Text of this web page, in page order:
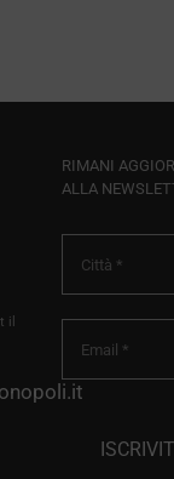
il
RIMANI
ALLA